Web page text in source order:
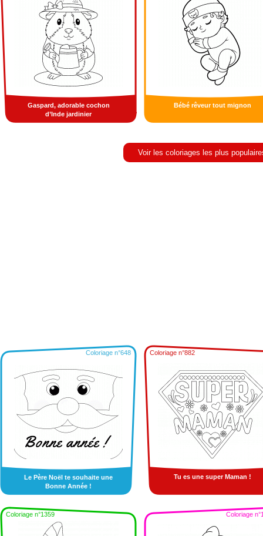
Gaspard, adorable cochon
d’Inde jardinier
Bébé rêveur tout mignon
Voir les coloriages les plus
Coloriage n°648
Le Père Noël te souhaite une
Bonne Année !
Coloriage n°882
Tu es une super Maman !
Coloriage n°1359 Coloriage